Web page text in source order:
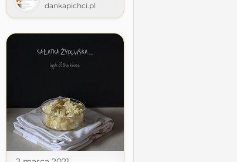
dankapichci.pl